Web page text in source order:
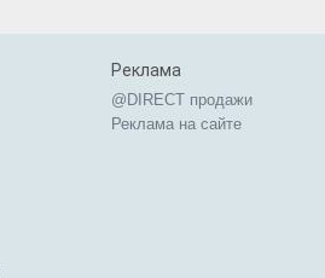
Реклама
@DIRECT продажи
Реклама на сайте